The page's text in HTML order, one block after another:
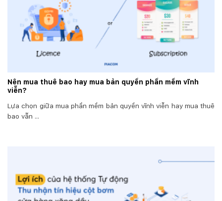
Nên mua thuê bao hay mua bản quyền phần mềm vĩnh
viễn?
Lựa chọn giữa mua phần mềm bản quyền vĩnh viễn hay mua thuê
bao vẫn ...